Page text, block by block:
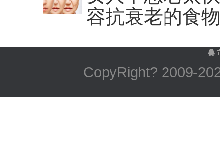
容抗衰老的食
CopyRight? 2009-